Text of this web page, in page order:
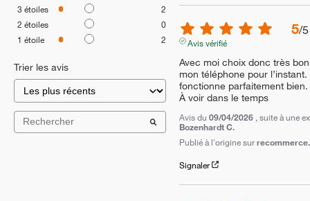
3 étoiles
2
2 étoiles
0
1 étoile 2
Trier les avis
5/5
Avis vérifié
Avec moi choix donc très
mon téléphone pour
fonctionne parfaitement bien.
À voir dans le temps
Avis du 09/04/2026 , suite à une
Bozenhardt C.
Publié à l'origine sur
Signaler